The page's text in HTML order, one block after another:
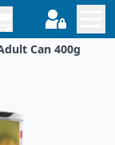
Can 400g